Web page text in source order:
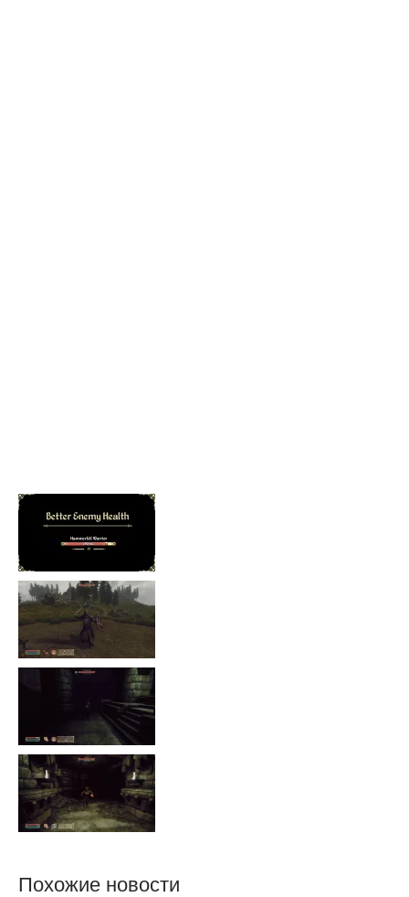
Похожие новости